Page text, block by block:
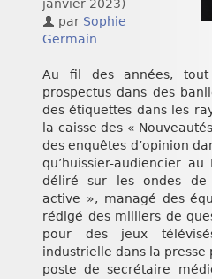
Chroniques
janvier 2023)
par Sophie
Germain
Au fil des années,
prospectus dans des
des étiquettes dans les
la caisse des «
des enquêtes d’opinion
qu’huissier-audiencier au
déliré sur les ondes
active », managé des
rédigé des milliers de
pour des jeux
industrielle dans la presse
poste de secrétaire